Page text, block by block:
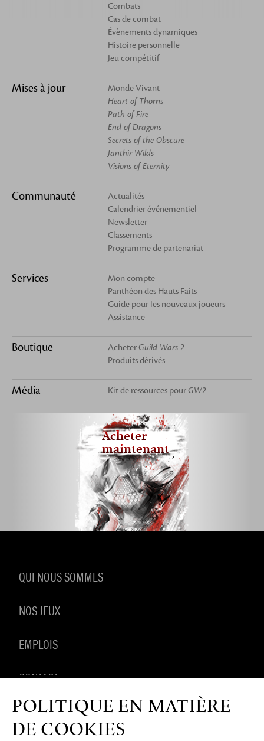
Combats
Cas de combat
Évènements dynamiques
Histoire personnelle
Jeu compétitif
Mises à jour
Monde Vivant
Heart of Thorns
Path of Fire
End of Dragons
Secrets of the Obscure
Janthir Wilds
Visions of Eternity
Communauté
Actualités
Calendrier événementiel
Newsletter
Classements
Programme de partenariat
Services
Mon compte
Panthéon des Hauts Faits
Guide pour les nouveaux joueurs
Assistance
Boutique AcheterGuild Wars 2
Produits dérivés
Média Kit de ressources pourGW2
Acheter
maintenant
QUI NOUS SOMMES
NOS JEUX
EMPLOIS
CONTACT
PRODUITS DÉRIVÉS
POLITIQUE EN MATIÈRE
DE COOKIES